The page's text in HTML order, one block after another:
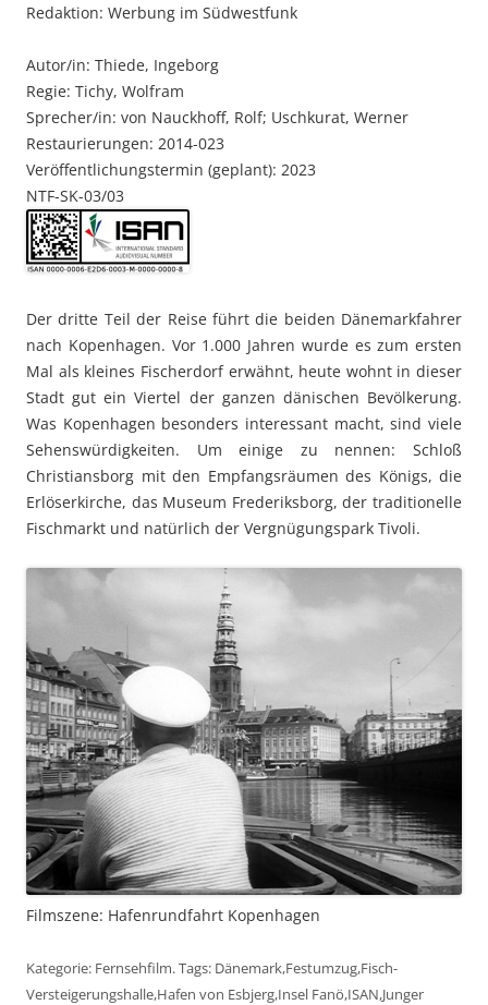
Redaktion: Werbung im Südwestfunk
Autor/in: Thiede, Ingeborg
Regie: Tichy, Wolfram
Sprecher/in: von Nauckhoff, Rolf; Uschkurat, Werner
Restaurierungen: 2014-023
Veröffentlichungstermin (geplant): 2023
NTF-SK-03/03
Der dritte Teil der Reise führt die beiden Dänemarkfahrer
nach Kopenhagen. Vor 1.000 Jahren wurde es zum ersten
Mal als kleines Fischerdorf erwähnt, heute wohnt in dieser
Stadt gut ein Viertel der ganzen dänischen Bevölkerung.
Was Kopenhagen besonders interessant macht, sind viele
Sehenswürdigkeiten. Um einige zu nennen: Schloß
Christiansborg mit den Empfangsräumen des Königs, die
Erlöserkirche, das Museum Frederiksborg, der traditionelle
Fischmarkt und natürlich der Vergnügungspark Tivoli.
Filmszene: Hafenrundfahrt Kopenhagen
Kategorie: Fernsehfilm. Tags: Dänemark,Festumzug,Fisch-
Versteigerungshalle,Hafen von Esbjerg,Insel Fanö,ISAN,Junger